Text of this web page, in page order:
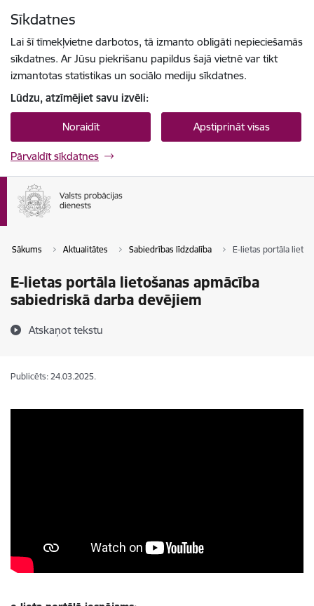
Sīkdatnes
Lai šī tīmekļvietne darbotos, tā izmanto obligāti nepieciešamās
sīkdatnes. Ar Jūsu piekrišanu papildus šajā vietnē var tikt
izmantotas statistikas un sociālo mediju sīkdatnes.
Lūdzu, atzīmējiet savu izvēli:
Noraidīt Apstiprināt visas
Pārvaldīt sīkdatnes
Sākums Aktualitātes Sabiedrības līdzdalība E-lietas portāla
E-lietas portāla lietošanas apmācība
sabiedriskā darba devējiem
Atskaņot tekstu
Publicēts: 24.03.2025.